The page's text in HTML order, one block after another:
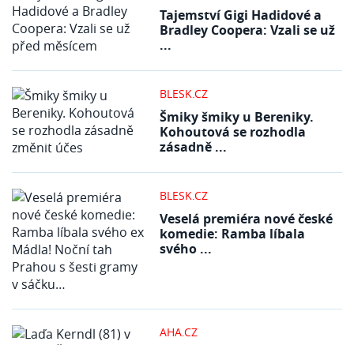
Tajemství Gigi Hadidové a
Bradley Coopera: Vzali se už
...
BLESK.CZ
Šmiky šmiky u Bereniky.
Kohoutová se rozhodla
zásadně ...
BLESK.CZ
Veselá premiéra nové české
komedie: Ramba líbala
svého ...
AHA.CZ